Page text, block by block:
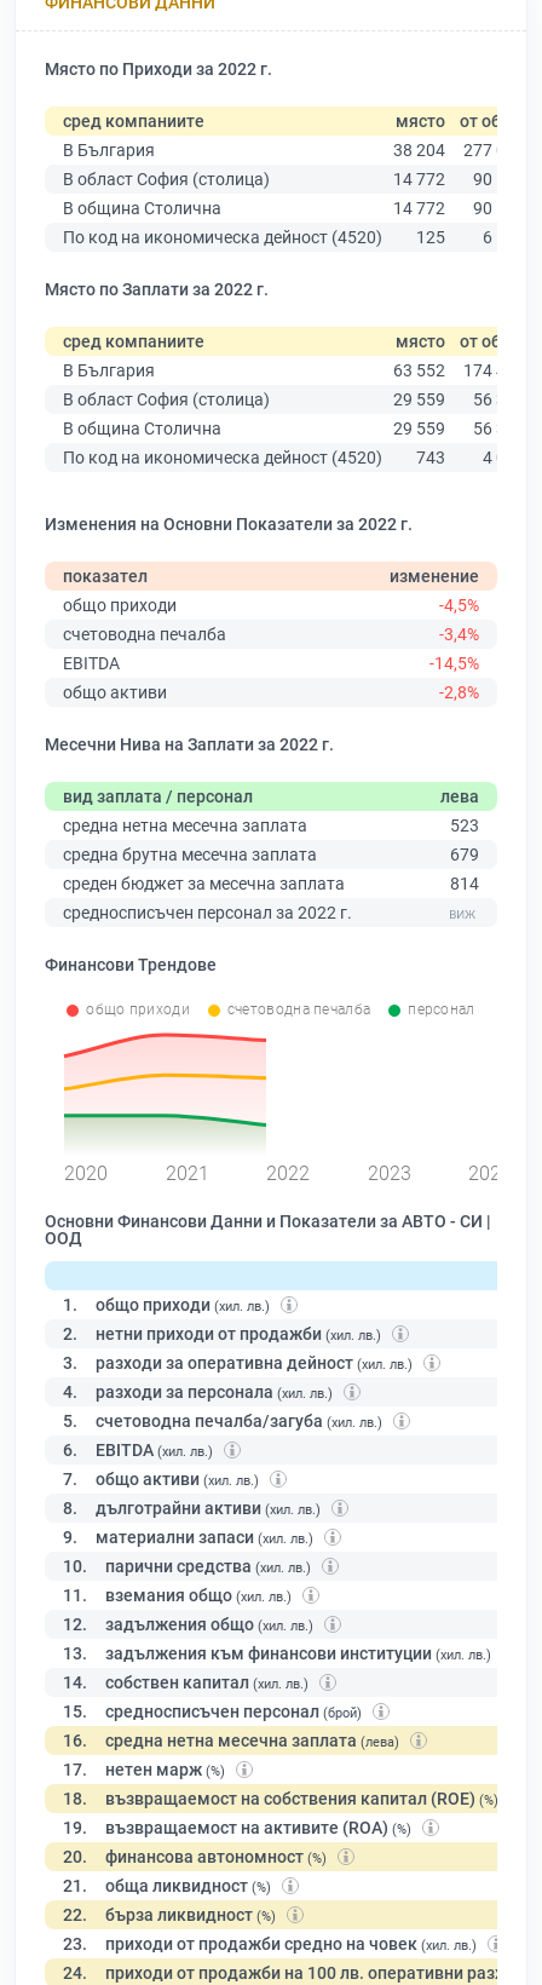
Място по Приходи за 2022 г.
сред компаниите място от общо
В България
38 204
277 019
В област София (столица)
14 772
90 178
В община Столична
14 772
90 178
По код на икономическа дейност (4520)
125 6 113
Място по Заплати за 2022 г.
сред компаниите място от общо
В България
63 552
174 403
В област София (столица)
29 559
56 378
В община Столична
29 559
56 378
По код на икономическа дейност (4520)
743 4 000
Изменения на Основни Показатели за 2022 г.
показател
изменение
общо приходи
-4,5%
счетоводна печалба
-3,4%
EBITDA
-14,5%
общо активи
-2,8%
Месечни Нива на Заплати за 2022 г.
вид заплата / персонал
лева
средна нетна месечна заплата
523
средна брутна месечна заплата
679
среден бюджет за месечна заплата
814
средносписъчен персонал за 2022 г.
Финансови Трендове
общо приходи счетоводна печалба персонал
2020 2021 2022 2023 2024
Основни Финансови Данни и Показатели за АВТО - СИ |
ООД
1. общо приходи (хил. лв.)
2. нетни приходи от продажби (хил. лв.)
3. разходи за оперативна дейност (хил. лв.)
4. разходи за персонала (хил. лв.)
5. счетоводна печалба/загуба (хил. лв.)
6. EBITDA (хил. лв.)
7. общо активи (хил. лв.)
8. дълготрайни активи (хил. лв.)
9. материални запаси (хил. лв.)
10. парични средства (хил. лв.)
11. вземания общо (хил. лв.)
12. задължения общо (хил. лв.)
13. задължения към финансови институции (хил. лв.)
14. собствен капитал (хил. лв.)
15. средносписъчен персонал (брой)
16. средна нетна месечна заплата (лева)
17. нетен марж (%)
18. възвращаемост на собствения капитал (ROE) (%)
19. възвращаемост на активите (ROA) (%)
20. финансова автономност (%)
21. обща ликвидност (%)
22. бърза ликвидност (%)
23. приходи от продажби средно на човек (хил. лв.)
24. приходи от продажби на 100 лв. оперативни разходи